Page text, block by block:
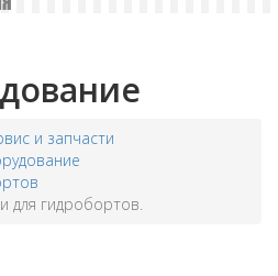
и запчасти
для гидробортов.